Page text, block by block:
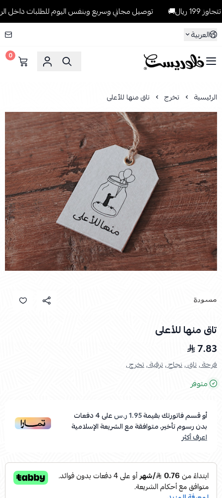
توصيل مجاني وسريع وبنفس اليوم للطلبات داخل الرياض
العربية
فلوريست Florist
0
الرئيسية تخرج تاق منها للأعلى
تاق منها للأعلى
7.83
فرحة ,تاق ,نجاح ,ترقية ,تخرج ,
متوفر
أو قسم فاتورتك بقيمة1.95 ر.س على4دفعات
بدون رسوم تأخير، متوافقة مع الشريعة الإسلامية
اعرف أكثر